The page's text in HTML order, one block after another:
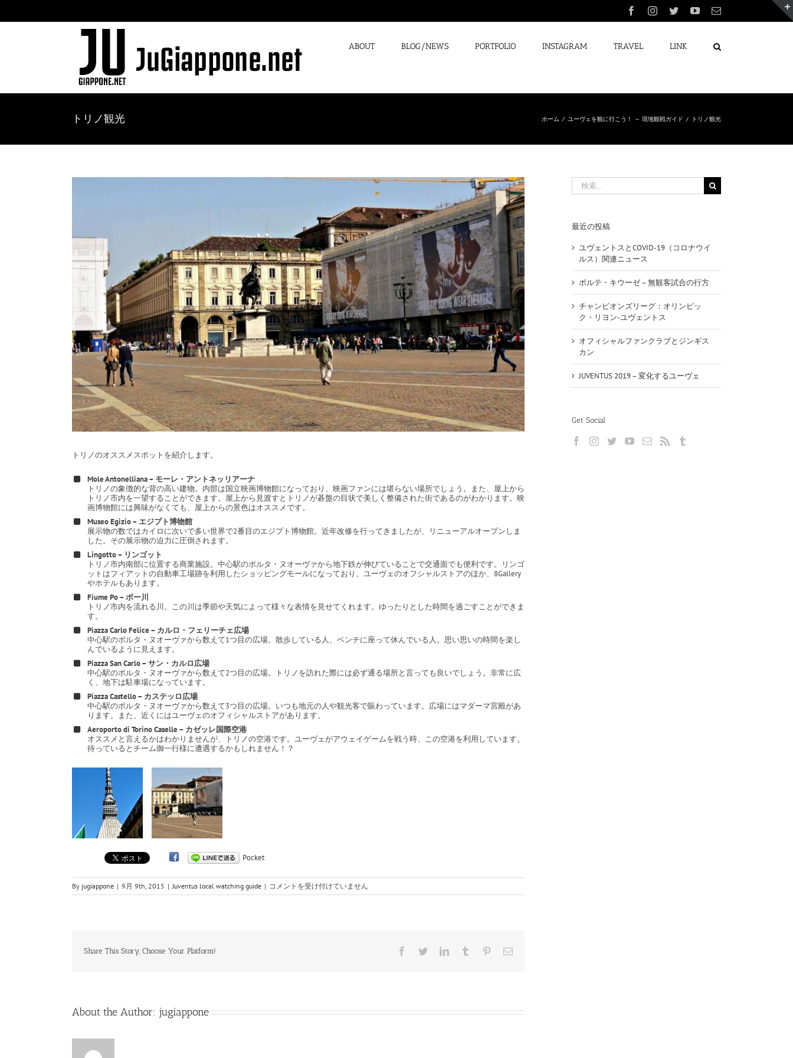
FacebookInstagram
TwitterYouTube
電
ル
ABOUT BLOG/NEWS PORTFOLIO INSTAGRAM TRAVEL LINK
トリノ観光 ホーム / ユーヴェを観に行こう！ ～ 現地観戦ガイド / トリノ観光
トリノのオススメスポットを紹介します。
Mole Antonelliana – モーレ・アントネッリアーナ
トリノの象徴的な背の高い建物。内部は国立映画博物館になっており、映画ファンには堪らない場所でしょう。また、屋上から
トリノ市内を一望することができます。屋上から見渡すとトリノが碁盤の目状で美しく整備された街であるのがわかります。映
画博物館には興味がなくても、屋上からの景色はオススメです。
Museo Egizio – エジプト博物館
展示物の数ではカイロに次いで多い世界で2番目のエジプト博物館。近年改修を行ってきましたが、リニューアルオープンしま
した。その展示物の迫力に圧倒されます。
Lingotto – リンゴット
トリノ市内南部に位置する商業施設。中心駅のポルタ・ヌオーヴァから地下鉄が伸びていることで交通面でも便利です。リンゴ
ットはフィアットの自動車工場跡を利用したショッピングモールになっており、ユーヴェのオフシャルストアのほか、8Gallery
やホテルもあります。
Fiume Po – ポー川
トリノ市内を流れる川。この川は季節や天気によって様々な表情を見せてくれます。ゆったりとした時間を過ごすことができま
す。
Piazza Carlo Felice – カルロ・フェリーチェ広場
中心駅のポルタ・ヌオーヴァから数えて1つ目の広場。散歩している人、ベンチに座って休んでいる人。思い思いの時間を楽し
んでいるように見えます。
Piazza San Carlo – サン・カルロ広場
中心駅のポルタ・ヌオーヴァから数えて2つ目の広場。トリノを訪れた際には必ず通る場所と言っても良いでしょう。非常に広
く、地下は駐車場になっています。
Piazza Castello – カステッロ広場
中心駅のポルタ・ヌオーヴァから数えて3つ目の広場。いつも地元の人や観光客で賑わっています。広場にはマダーマ宮殿があ
ります。また、近くにはユーヴェのオフィシャルストアがあります。
Aeroporto di Torino Caselle – カゼッレ国際空港
オススメと言えるかはわかりませんが、トリノの空港です。ユーヴェがアウェイゲームを戦う時、この空港を利用しています。
待っているとチーム御一行様に遭遇するかもしれません！？
Pocket
By jugiappone | 9月 9th, 2015 | Juventus local watching guide | ト
リ
コメントを受け付けていません
Share This Story, Choose Your Platform! Facebook
TwitterLinkedInTumblr Pinterest
電
About the Author: jugiappone
索
最近の投稿
ユヴェントスとCOVID-19（コロナウイ
ルス）関連ニュース
ポルテ・キウーゼ – 無観客試合の行方
チャンピオンズリーグ：オリンピッ
ク・リヨン-ユヴェントス
オフィシャルファンクラブとジンギス
カン
JUVENTUS 2019 – 変化するユーヴェ
Get Social